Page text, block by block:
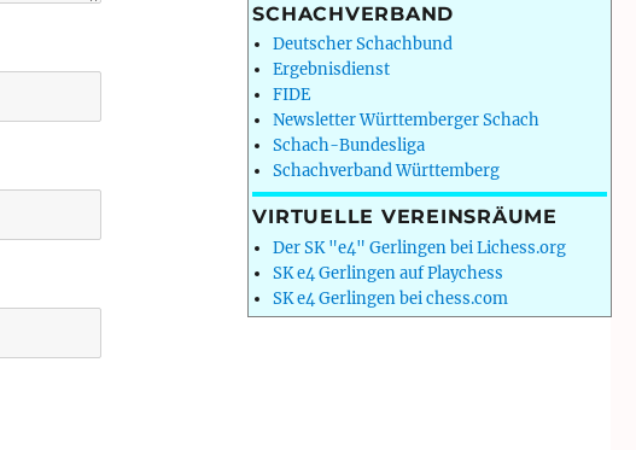
SCHACHVERBAND
Deutscher Schachbund
Ergebnisdienst
FIDE
Newsletter Württemberger Schach
Schach-Bundesliga
Schachverband Württemberg
VIRTUELLE VEREINSRÄUME
Der SK "e4" Gerlingen bei Lichess.org
SK e4 Gerlingen auf Playchess
SK e4 Gerlingen bei chess.com